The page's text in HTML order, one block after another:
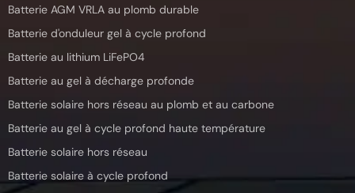
Batterie AGM VRLA au plomb durable
Batterie d'onduleur gel à cycle profond
Batterie au lithium LiFePO4
Batterie au gel à décharge profonde
Batterie solaire hors réseau au plomb et au carbone
Batterie au gel à cycle profond haute température
Batterie solaire hors réseau
Batterie solaire à cycle profond